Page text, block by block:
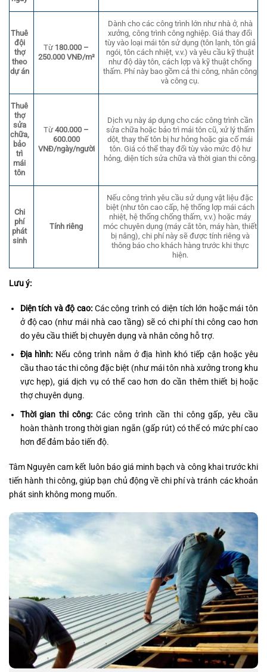
Thuê
đội
thợ
theo
dự án
Từ 180.000 –
250.000 VNĐ/m²
Dành cho các công trình lớn như nhà ở, nhà
xưởng, công trình công nghiệp. Giá thay đổi
tùy vào loại mái tôn sử dụng (tôn lạnh, tôn giả
ngói, tôn cách nhiệt, v.v.) và yêu cầu kỹ thuật
như độ dày tôn, cách lợp và kỹ thuật chống
thấm. Phí này bao gồm cả thi công, nhân công
và công cụ.
Thuê
thợ
sửa
chữa,
bảo
trì
mái
tôn
Từ400.000 –
600.000
VNĐ/ngày/người
Dịch vụ này áp dụng cho các công trình cần
sửa chữa hoặc bảo trì mái tôn cũ, xử lý thấm
dột, thay thế tôn bị hư hỏng hoặc gia cố mái
tôn. Giá có thể thay đổi tùy vào mức độ hư
hỏng, diện tích sửa chữa và thời gian thi công.
Chi
phí
phát
sinh
Tính riêng
Nếu công trình yêu cầu sử dụng vật liệu đặc
biệt (như tôn cao cấp, hệ thống lợp mái cách
nhiệt, hệ thống chống thấm, v.v.) hoặc máy
móc chuyên dụng (máy cắt tôn, máy hàn, thiết
bị nâng), chi phí này sẽ được tính riêng và
thông báo cho khách hàng trước khi thực
hiện.
Lưu ý:
Diện tích và độ cao: Các công trình có diện tích lớn hoặc mái tôn
ở độ cao (như mái nhà cao tầng) sẽ có chi phí thi công cao hơn
do yêu cầu thiết bị chuyên dụng và nhân công hỗ trợ.
Địa hình: Nếu công trình nằm ở địa hình khó tiếp cận hoặc yêu
cầu thao tác thi công đặc biệt (như mái tôn nhà xưởng trong khu
vực hẹp), giá dịch vụ có thể cao hơn do cần thêm thiết bị hoặc
thợ chuyên dụng.
Thời gian thi công: Các công trình cần thi công gấp, yêu cầu
hoàn thành trong thời gian ngắn (gấp rút) có thể có mức phí cao
hơn để đảm bảo tiến độ.
Tâm Nguyên cam kết luôn báo giá minh bạch và công khai trước khi
tiến hành thi công, giúp bạn chủ động về chi phí và tránh các khoản
phát sinh không mong muốn.